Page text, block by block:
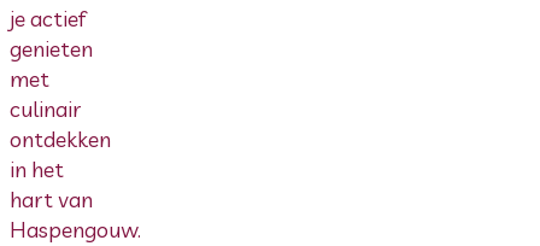
je actief
genieten
met
culinair
ontdekken
in het
hart van
Haspengouw.